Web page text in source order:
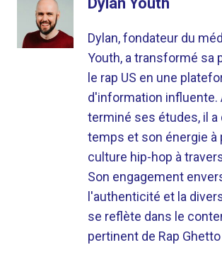
Dylan, fondateur du
Youth, a transformé sa
le rap US en une
d'information influente.
terminé ses études, il
temps et son énergie à
culture hip-hop à
Son engagement
l'authenticité et la
se reflète dans le
pertinent de Rap